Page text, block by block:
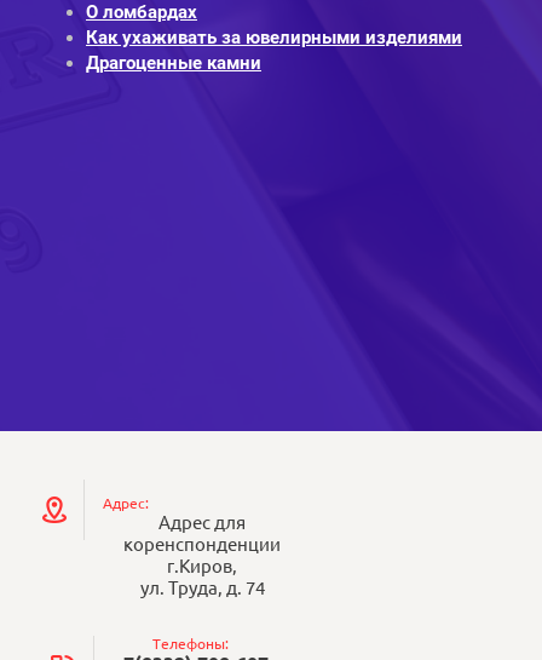
О ломбардах
Как ухаживать за ювелирными изделиями
Драгоценные камни
Адрес:
Адрес для
коренспонденции
г.Киров,
ул. Труда, д. 74
Телефоны: